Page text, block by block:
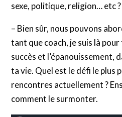
sexe, politique, religion… etc ?
– Bien sûr, nous pouvons
tant que coach, je suis là
succès et l’épanouissement,
ta vie. Quel est le défi le plus
rencontres actuellement ?
comment le surmonter.